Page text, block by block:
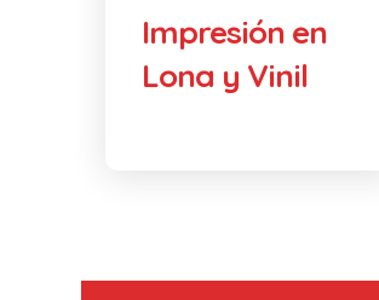
Impresión en
Lona y Vinil